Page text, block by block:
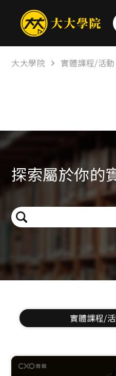
大大學院 實體課程/活動
探索屬於你的
實體課程/